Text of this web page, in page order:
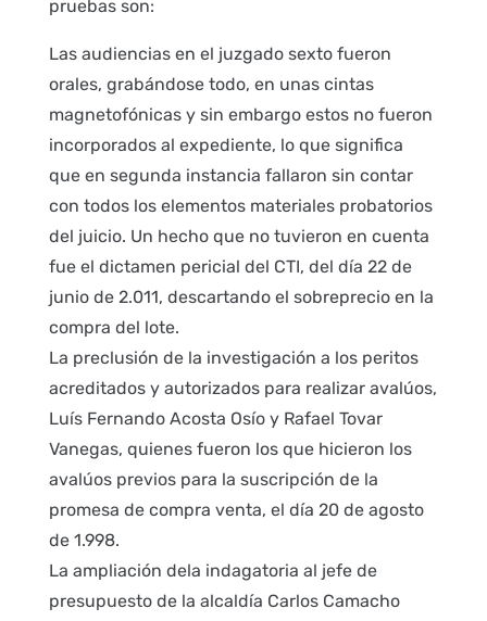
pruebas son:
Las audiencias en el juzgado sexto fueron
orales, grabándose todo, en unas cintas
magnetofónicas y sin embargo estos no fueron
incorporados al expediente, lo que significa
que en segunda instancia fallaron sin contar
con todos los elementos materiales probatorios
del juicio. Un hecho que no tuvieron en cuenta
fue el dictamen pericial del CTI, del día 22 de
junio de 2.011, descartando el sobreprecio en la
compra del lote.
La preclusión de la investigación a los peritos
acreditados y autorizados para realizar avalúos,
Luís Fernando Acosta Osío y Rafael Tovar
Vanegas, quienes fueron los que hicieron los
avalúos previos para la suscripción de la
promesa de compra venta, el día 20 de agosto
de 1.998.
La ampliación dela indagatoria al jefe de
presupuesto de la alcaldía Carlos Camacho